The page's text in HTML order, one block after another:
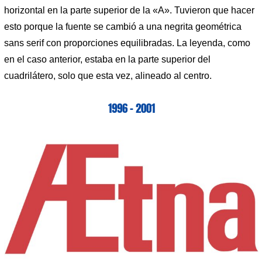
horizontal en la parte superior de la «A». Tuvieron que hacer
esto porque la fuente se cambió a una negrita geométrica
sans serif con proporciones equilibradas. La leyenda, como
en el caso anterior, estaba en la parte superior del
cuadrilátero, solo que esta vez, alineado al centro.
1996 – 2001